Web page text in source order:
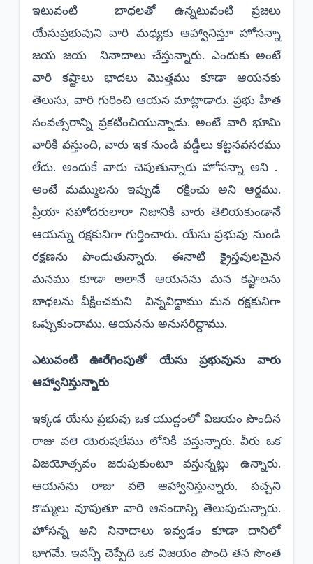
ఇటువంటి బాధలతో ఉన్నటువంటి ప్రజలు
యేసుప్రభువుని వారి మధ్యకు ఆహ్వానిస్తూ హోసన్నా
జయ జయ నినాదాలు చేస్తున్నారు. ఎందుకు అంటే
వారి కష్టాలు భాదలు మొత్తము కూడా ఆయనకు
తెలుసు, వారి గురించి ఆయన మాట్లాడారు. ప్రభు హిత
సంవత్సరాన్ని ప్రకటించియున్నాడు. అంటే వారి భూమి
వారికి వస్తుంది, వారు ఇక నుండి వడ్డీలు కట్టనవసరము
లేదు. అందుకే వారు చెపుతున్నారు హోసన్నా అని .
అంటే మమ్ములను ఇప్పుడే రక్షించు అని ఆర్డము.
ప్రియా సహోదరులారా నిజానికి వారు తెలియకుండానే
ఆయన్ను రక్షకునిగా గుర్తించారు. యేసు ప్రభువు నుండి
రక్షణను పొందుతున్నారు. ఈనాటి క్రైస్తవులమైన
మనము కూడా అలానే ఆయనను మన కష్టాలను
బాధలను వీక్షించమని విన్నవిద్దాము మన రక్షకునిగా
ఒప్పుకుందాము. ఆయనను అనుసరిద్దాము.
ఎటువంటి ఊరేగింపుతో యేసు ప్రభువును వారు
ఆహ్వానిస్తున్నారు
ఇక్కడ యేసు ప్రభువు ఒక యుద్దంలో విజయం పొందిన
రాజు వలె యెరుషలేము లోనికి వస్తున్నారు. వీరు ఒక
విజయోత్సవం జరుపుకుంటూ వస్తున్నట్లు ఉన్నారు.
ఆయనను రాజు వలె ఆహ్వానిస్తున్నారు. పచ్చని
కొమ్మలు వూపుతూ వారి ఆనందాన్ని తెలుపుచున్నారు.
హోసన్న అని నినాదాలు ఇవ్వడం కూడా దానిలో
భాగమే. ఇవన్నీ చెప్పేది ఒక విజయం పొంది తన సొంత